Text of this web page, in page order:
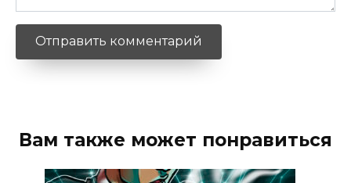
Вам также может понравиться